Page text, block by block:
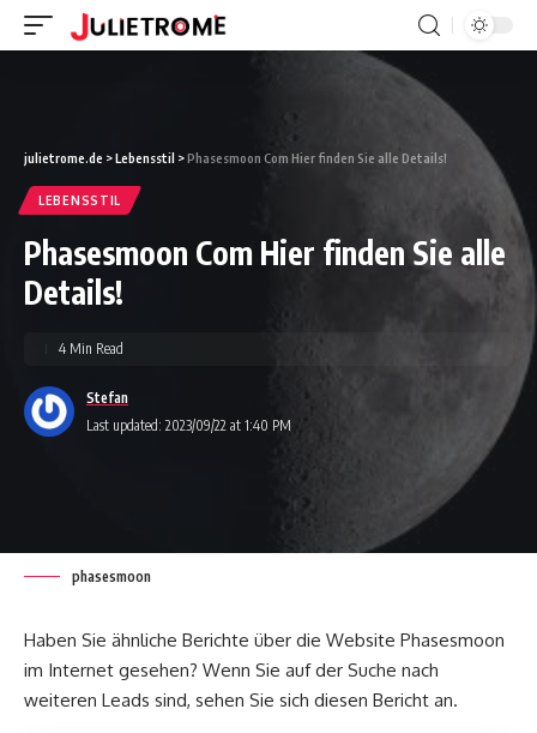
julietrome.de >Lebensstil >Phasesmoon Com Hier finden Sie alle Details!
LEBENSSTIL
Phasesmoon Com Hier finden Sie alle
Details!
Last updated: 2023/09/22 at 1:40 PM
Stefan
4 Min Read
phasesmoon
Haben Sie ähnliche Berichte über die Website Phasesmoon
im Internet gesehen? Wenn Sie auf der Suche nach
weiteren Leads sind, sehen Sie sich diesen Bericht an.